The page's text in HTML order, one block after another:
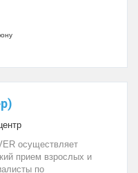
осуществляет
прием взрослых и
по